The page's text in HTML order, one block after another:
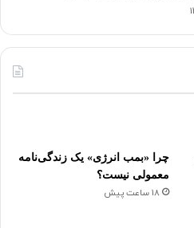
چرا «بمب انرژی» یک زندگی‌نامه
معمولی نیست؟
18 ساعت پیش